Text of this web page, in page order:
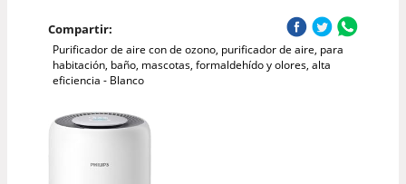
Compartir:
Purificador de aire con de ozono, purificador de aire, para
habitación, baño, mascotas, formaldehído y olores, alta
eficiencia - Blanco